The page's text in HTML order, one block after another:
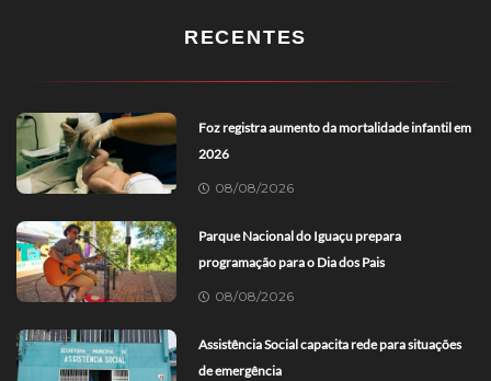
RECENTES
Foz registra aumento da mortalidade infantil em
2026
08/08/2026
Parque Nacional do Iguaçu prepara
programação para o Dia dos Pais
08/08/2026
Assistência Social capacita rede para situações
de emergência